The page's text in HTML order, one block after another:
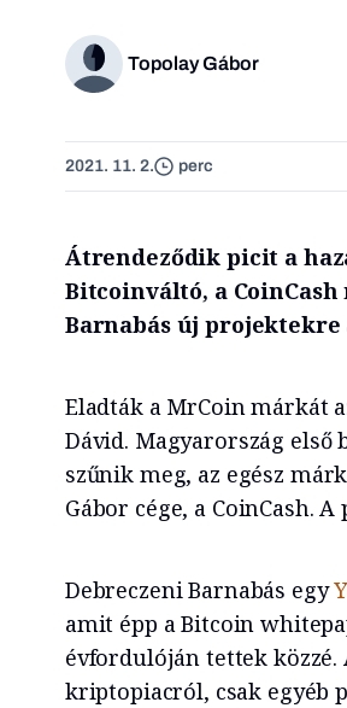
Topolay Gábor
2021. 11. 2. perc
Átrendeződik picit a
Bitcoinváltó, a
Barnabás új
Eladták a MrCoin márkát
Dávid. Magyarország
szűnik meg, az egész
Gábor cége, a CoinCash.
Debreczeni Barnabás egy
amit épp a Bitcoin
évfordulóján tettek
kriptopiacról, csak egyéb